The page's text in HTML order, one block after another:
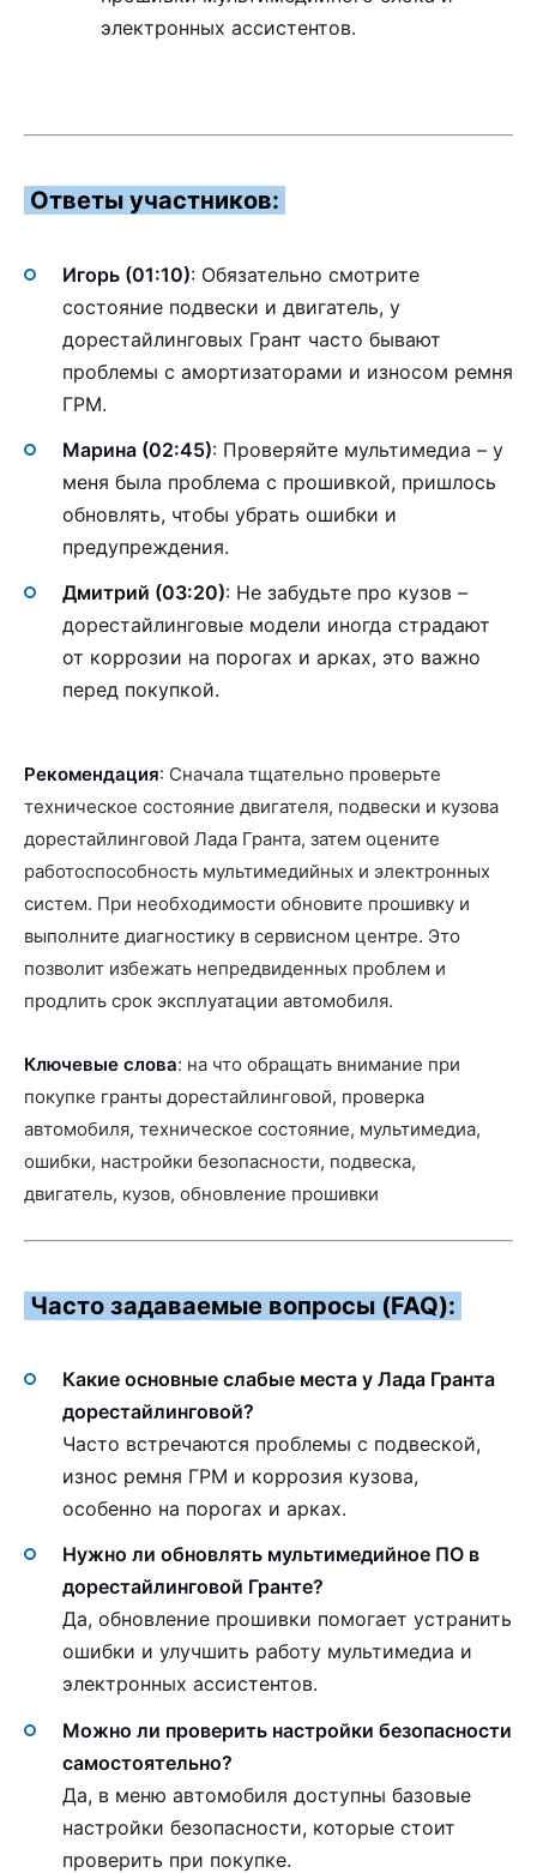
электронных ассистентов.
Ответы участников:
Игорь (01:10): Обязательно смотрите
состояние подвески и двигатель, у
дорестайлинговых Грант часто бывают
проблемы с амортизаторами и износом ремня
ГРМ.
Марина (02:45): Проверяйте мультимедиа – у
меня была проблема с прошивкой, пришлось
обновлять, чтобы убрать ошибки и
предупреждения.
Дмитрий (03:20): Не забудьте про кузов –
дорестайлинговые модели иногда страдают
от коррозии на порогах и арках, это важно
перед покупкой.
Рекомендация: Сначала тщательно проверьте
техническое состояние двигателя, подвески и кузова
дорестайлинговой Лада Гранта, затем оцените
работоспособность мультимедийных и электронных
систем. При необходимости обновите прошивку и
выполните диагностику в сервисном центре. Это
позволит избежать непредвиденных проблем и
продлить срок эксплуатации автомобиля.
Ключевые слова: на что обращать внимание при
покупке гранты дорестайлинговой, проверка
автомобиля, техническое состояние, мультимедиа,
ошибки, настройки безопасности, подвеска,
двигатель, кузов, обновление прошивки
Часто задаваемые вопросы (FAQ):
Какие основные слабые места у Лада Гранта
дорестайлинговой?
Часто встречаются проблемы с подвеской,
износ ремня ГРМ и коррозия кузова,
особенно на порогах и арках.
Нужно ли обновлять мультимедийное ПО в
дорестайлинговой Гранте?
Да, обновление прошивки помогает устранить
ошибки и улучшить работу мультимедиа и
электронных ассистентов.
Можно ли проверить настройки безопасности
самостоятельно?
Да, в меню автомобиля доступны базовые
настройки безопасности, которые стоит
проверить при покупке.